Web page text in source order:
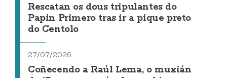
Rescatan os dous tripulantes do
Papin Primero tras ir a pique preto
do Centolo
27/07/2026
Coñecendo a Raúl Lema, o muxián